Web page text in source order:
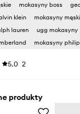
mokasyny boss
klein
mokasyny
lauren
ugg mokasyny
mokasyny
5.0 2
produkty